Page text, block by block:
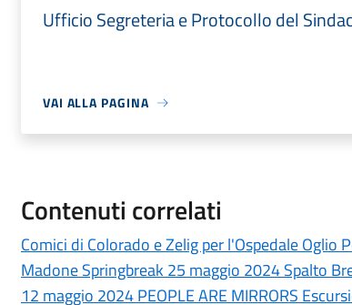
Ufficio Segreteria e Protocollo del
VAI ALLA PAGINA
Contenuti correlati
Comici di Colorado e Zelig per l'Ospedale
Madone Springbreak 25 maggio 2024 Spalto
12 maggio 2024 PEOPLE ARE MIRRORS